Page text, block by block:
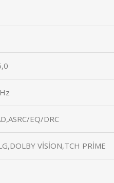
EQ/DRC
VİSİON,TCH PRİME